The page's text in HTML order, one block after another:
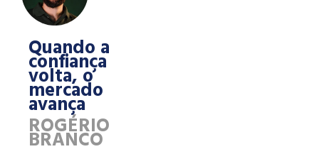
Quando a
confiança
volta, o
mercado
avança
ROGÉRIO
BRANCO